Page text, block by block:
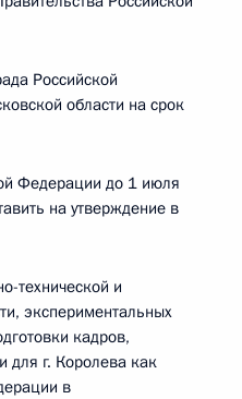
Российской
области на срок
Федерации до 1 июля
на утверждение в
технической и
экспериментальных
кадров,
для г. Королева как
в